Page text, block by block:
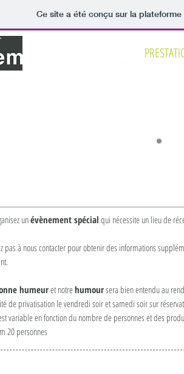
Ce site a été conçu sur la
unévènement spécial qui nécessite un lieu de
pas à nous contacter pour obtenir des informations
humeuret notrehumoursera bien entendu au
de privatisation le vendredi soir et samedi soir sur
variable en fonction du nombre de personnes et des
20 personnes